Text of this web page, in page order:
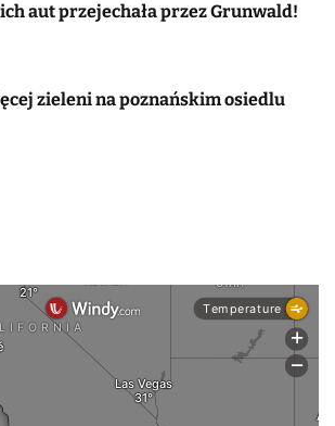
aut przejechała przez Grunwald!
zieleni na poznańskim osiedlu